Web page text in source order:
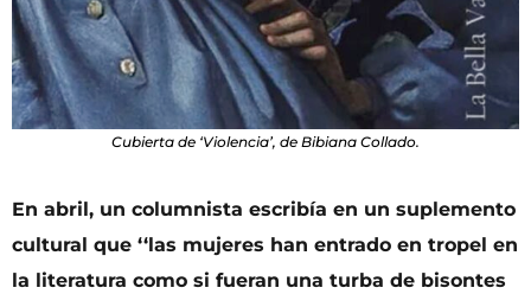
Cubierta de ‘Violencia’, de Bibiana Collado.
En abril, un columnista escribía en un suplemento
cultural que ‘‘las mujeres han entrado en tropel en
la literatura como si fueran una turba de bisontes